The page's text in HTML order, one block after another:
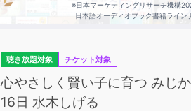
※日本マーケティングリサーチ機構
日本語オーディオブック書籍ライン
聴き放題対象 チケット対象
心やさしく賢い子に育つ みじ
16日 水木しげる